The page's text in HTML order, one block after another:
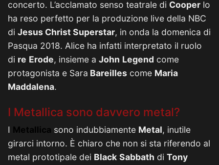
concerto. L’acclamato senso teatrale di Cooper lo
ha reso perfetto per la produzione live della NBC
di Jesus Christ Superstar, in onda la domenica di
Pasqua 2018. Alice ha infatti interpretato il ruolo
di re Erode, insieme a John Legend come
protagonista e Sara Bareilles come Maria
Maddalena.
I Metallica sono davvero metal?
I Metallica sono indubbiamente Metal, inutile
girarci intorno. È chiaro che non si sta riferendo al
metal prototipale dei Black Sabbath di Tony